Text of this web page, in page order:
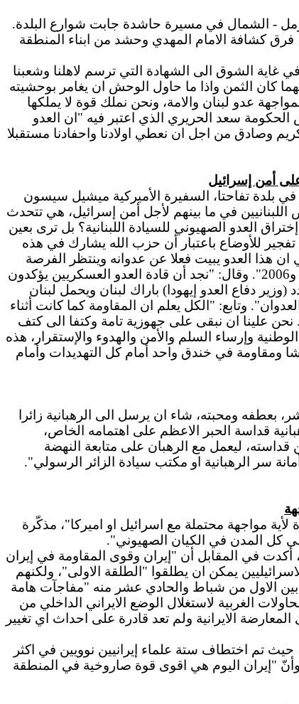
- الشمال في مسيرة حاشدة جابت شوارع البلدة.
فرق كشافة الامام المهدي وحشد من ابناء المنطقة
غاية الشوق الى الشهادة التي ترسم لاهلنا وشعبنا
كان الثمن واذا ما حاول الوحش ان يغامر بوحشيته
عدو لبنان والامة، ونحن نملك قوة لا يملكها
الحكومة سعد الحريري الذي اعتبر فيه "ان العدو
وصادق من اجل ان نعطي اولادنا واحفادنا مستقبلا
أمن إسرائيل
بلدة تفاحتا، السفيرة الأميركية ميشيل سيسون
في ما بينهم لأجل أمن إسرائيل، هي تتحدث
العدو الصهيوني للسيادة اللبنانية؟ بل ترى بعين
للأوضاع باعتبار أن حزب الله يشارك في هذه
ان هذا العدو يبيت فعلا عن عدوانه وينتظر الفرصة
المناسبة للإنقضاض مجددا على هذا البلد ثأرا لهزيمته التي مني بها في حرب تموز، والإنتصار الذي تحقق في العامين 2000 و2006". وقال: "نجد أن قادة العدو العسكريين يؤكدون
دفاع العدو إيهودا) باراك لبنان ويحمل لبنان
وتابع: "الكل يعلم ان المقاومة كما كانت أثناء
علينا ان نبقى على جهوزية تامة وكتفا الى كتف
وإرساء السلم والأمن والهدوء والإستقرار، هذه
ومقاومة في خندق واحد أمام كل التهديدات وأمام
بعطفه ومحبته، شاء ان يرسل الى الرهبانية زائرا
قداسة الحبر الاعظم على اهتمامه الخاص،
ليعمل مع الرهبان على متابعة النهضة
سر الرهبانية او مكتب سيادة الزائر الرسولي".
الايرانية جاهزة لأية مواجهة محتملة مع اسرائيل او اميركا"، مذكّرة
كل المدن في الكيان الصهيوني".
أكدت في المقابل أن "إيران وقوى المقاومة في إيران
يمكن ان يطلقوا "الطلقة الاولى"، ولكنهم
بين الاول من شباط والحادي عشر منه "مفاجآت هامة
الغربية لاستغلال الوضع الايراني الداخلي من
الايرانية ولم تعد قادرة على احداث اي تغيير
تم اختطاف ستة علماء إيرانيين نوويين في اكثر
"إيران اليوم هي اقوى قوة صاروخية في المنطقة